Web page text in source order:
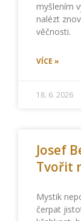
myšlením
nalézt
věčnosti.
VÍCE »
18. 6. 2026
Josef
Tvořit
Mystik
čerpat